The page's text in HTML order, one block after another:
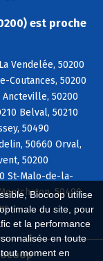
Biocoop utilise
du site, pour
et la performance
en toute
moment en
est proche
Vendelée, 50200
Coutances, 50200
Ancteville, 50200
Belval, 50210
50490
50660 Orval,
50200
St-Malo-de-la-
50490